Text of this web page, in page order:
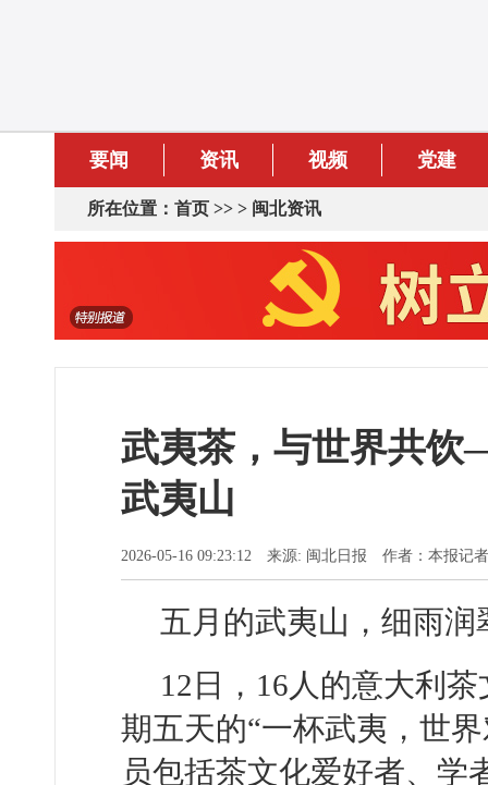
要闻 资讯 视频 党建
所在位置： 首页 >> > 闽北资讯
武夷茶，与世界共
武夷山
2026-05-16 09:23:12 来源: 闽北日报 作者：本报记
五月的武夷山，细雨润
12日，16人的意大利
期五天的“一杯武夷，世
员包括茶文化爱好者、学